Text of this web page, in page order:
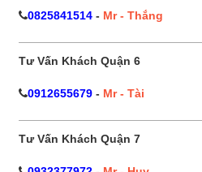
0825841514 - Mr - Thắng
Tư Vấn Khách Quận 6
0912655679 - Mr - Tài
Tư Vấn Khách Quận 7